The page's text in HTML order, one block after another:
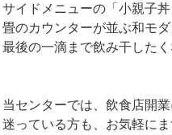
サイドメニューの「小親子
畳のカウンターが並ぶ和モ
最後の一滴まで飲み干した
当センターでは、飲食店開
迷っている方も、お気軽に